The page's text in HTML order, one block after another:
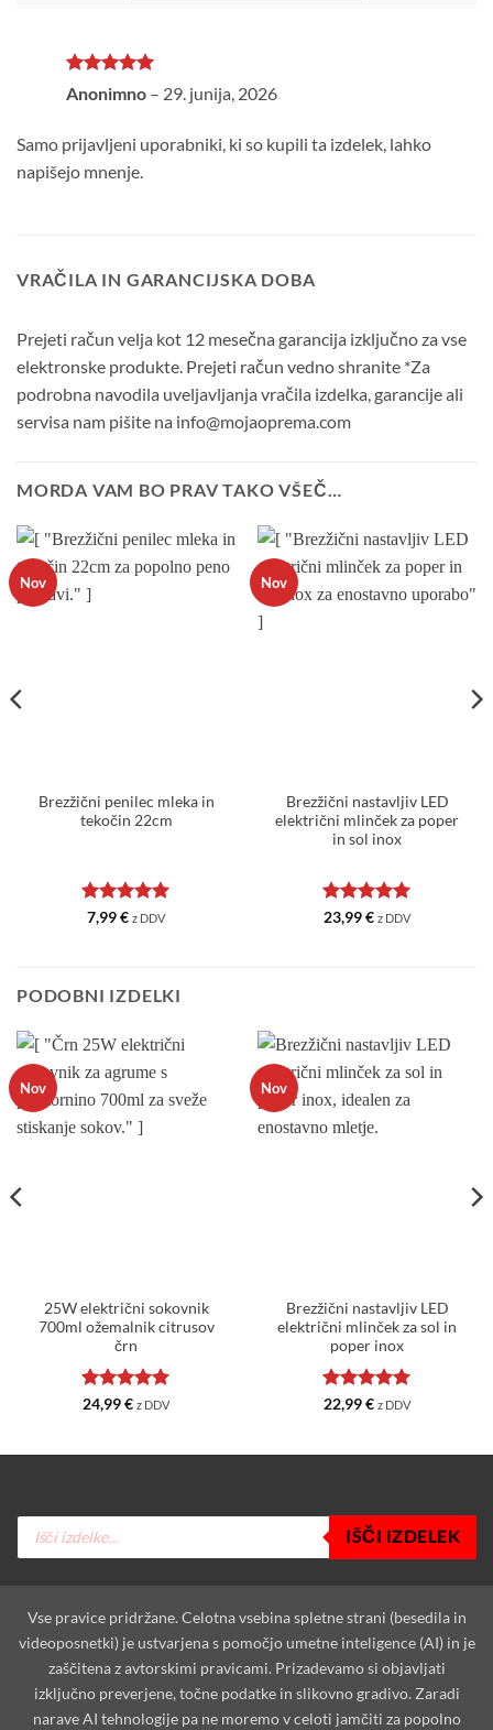
Ocenjeno5
od 5
Anonimno – 29. junija, 2026
Samo prijavljeni uporabniki, ki so kupili ta izdelek, lahko
napišejo mnenje.
VRAČILA IN GARANCIJSKA DOBA
Prejeti račun velja kot 12 mesečna garancija izključno za vse
elektronske produkte. Prejeti račun vedno shranite *Za
podrobna navodila uveljavljanja vračila izdelka, garancije ali
servisa nam pišite na info@mojaoprema.com
MORDA VAM BO PRAV TAKO VŠEČ…
Nov
Brezžični penilec mleka in
tekočin 22cm
Ocenjeno5
7,99€ z DDV
Nov
Brezžični nastavljiv LED
električni mlinček za poper
in sol inox
Ocenjeno5
23,99€ z DDV
PODOBNI IZDELKI
Nov
25W električni sokovnik
700ml ožemalnik citrusov
črn
Ocenjeno5
24,99€ z DDV
Nov
Brezžični nastavljiv LED
električni mlinček za sol in
poper inox
Ocenjeno5
22,99€ z DDV
Products
search
IŠČI IZDELEK
Vse pravice pridržane. Celotna vsebina spletne strani (besedila in
videoposnetki) je ustvarjena s pomočjo umetne inteligence (AI) in je
zaščitena z avtorskimi pravicami. Prizadevamo si objavljati
izključno preverjene, točne podatke in slikovno gradivo. Zaradi
narave AI tehnologije pa ne moremo v celoti jamčiti za popolno